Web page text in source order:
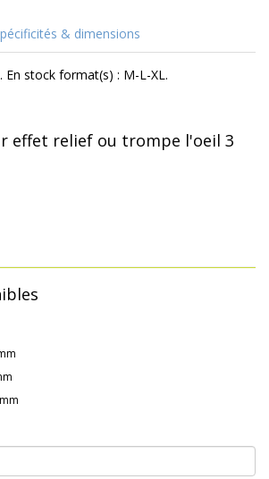
& dimensions
stock format(s) : M-L-XL.
effet relief ou trompe l'oeil 3